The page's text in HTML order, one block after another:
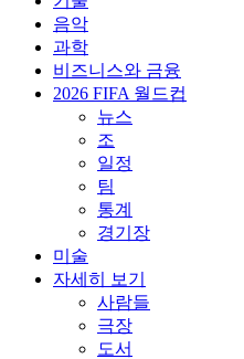
음악
과학
비즈니스와 금융
2026 FIFA 월드컵
뉴스
조
일정
팀
통계
경기장
미술
자세히 보기
사람들
극장
도서